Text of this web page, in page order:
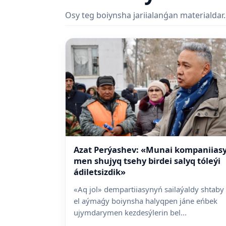
Osy teg boiynsha jariialanǵan materialdar.
Azat Perýashev: «Munai
men shujyq tsehy birdei salyq tóleýi
ádiletsizdik»
«Aq jol» dempartiiasynyń sailaýaldy shtaby
el aýmaǵy boiynsha halyqpen jáne eńbek
ujymdarymen kezdesýlerin bel...